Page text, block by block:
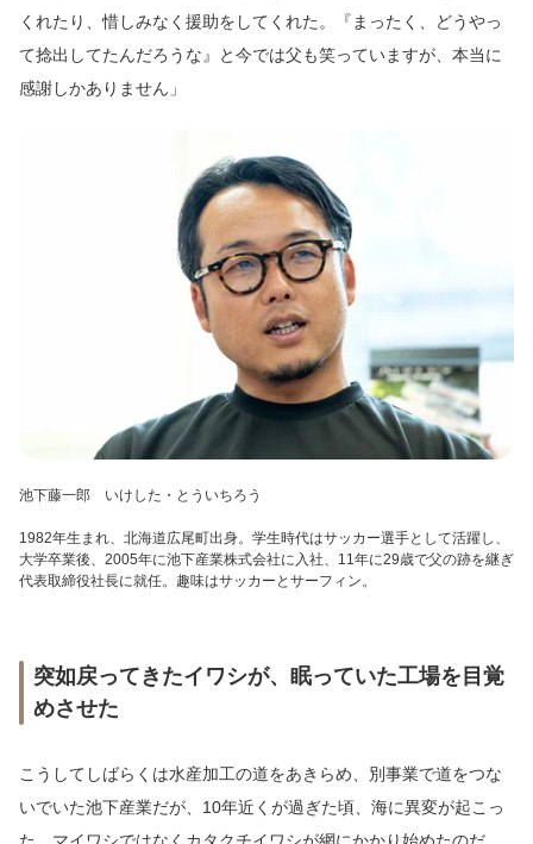
くれたり、惜しみなく援助をしてくれた。『まったく、どうやっ
て捻出してたんだろうな』と今では父も笑っていますが、本当に
感謝しかありません」
池下藤一郎 いけした・とういちろう
1982年生まれ 、北海道広尾町出身。学生時代はサッカー選手として活躍し、
大学卒業後 、2005年に池下産業株式会社に入社、11年に29歳で父の跡を継ぎ
代表取締役社長に就任。趣味はサッカーとサーフィン。
突如戻ってきたイワシが、眠っていた工場を目覚
めさせた
こうしてしばらくは水産加工の道をあきらめ、別事業で道をつな
いでいた池下産業だが、10年近くが過ぎた頃、海に異変が起こっ
た。マイワシではなくカタクチイワシが網にかかり始めたのだ。